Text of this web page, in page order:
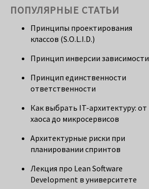
ПОПУЛЯРНЫЕ СТАТЬИ
Принципы проектирования
классов (S.O.L.I.D.)
Принцип инверсии зависимости
Принцип единственности
ответственности
Как выбрать IT-архитектуру: от
хаоса до микросервисов
Архитектурные риски при
планировании спринтов
Лекция про Lean Software
Development в университете